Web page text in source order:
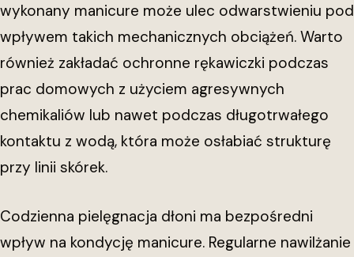
wykonany manicure może ulec odwarstwieniu pod
wpływem takich mechanicznych obciążeń. Warto
również zakładać ochronne rękawiczki podczas
prac domowych z użyciem agresywnych
chemikaliów lub nawet podczas długotrwałego
kontaktu z wodą, która może osłabiać strukturę
przy linii skórek.
Codzienna pielęgnacja dłoni ma bezpośredni
wpływ na kondycję manicure. Regularne nawilżanie